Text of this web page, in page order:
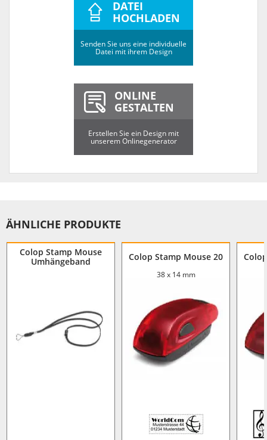
DATEI
HOCHLADEN
Senden Sie uns eine individuelle
Datei mit ihrem Design
ONLINE
GESTALTEN
Erstellen Sie ein Design mit
unserem Onlinegenerator
ÄHNLICHE PRODUKTE
Colop Stamp Mouse
Umhängeband
Colop Stamp Mouse 20
38 x 14 mm